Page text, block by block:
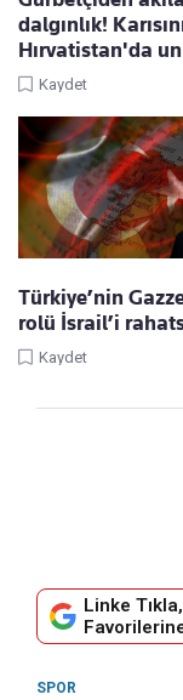
dalgınlık!
Hırvatistan'da
Kaydet
Türkiye’nin
rolü İsrail’i
Kaydet
Linke
SPOR